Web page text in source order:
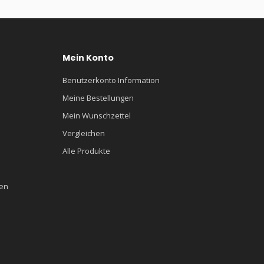
Mein Konto
Benutzerkonto Information
Meine Bestellungen
Mein Wunschzettel
Vergleichen
Alle Produkte